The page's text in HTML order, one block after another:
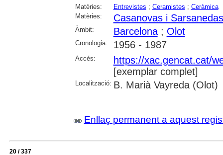
Matèries: Entrevistes ; Ceramistes ; Ceràmica
Matèries:
Casanovas i
Àmbit: Barcelona; Olot
Cronologia: 1956 - 1987
Accés:
https://xac.gencat.cat/
[exemplar complet]
Localització: B. Marià Vayreda (Olot)
Enllaç permanent a aquest
20 / 337